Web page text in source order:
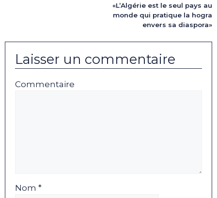
«L’Algérie est le seul pays au
monde qui pratique la hogra
envers sa diaspora»
Laisser un commentaire
Commentaire
Nom *